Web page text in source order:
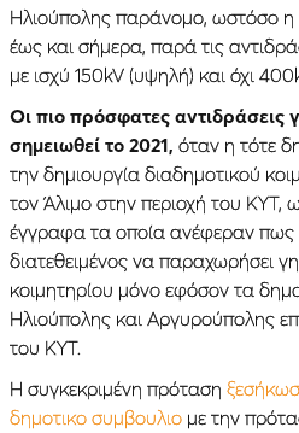
Ηλιούπολης παράνομο, ωστόσο η
έως και σήμερα, παρά τις
με ισχύ 150kV (υψηλή) και όχι
Οι πιο πρόσφατες αντιδράσεις
σημειωθεί το 2021, όταν η τότε
την δημιουργία διαδημοτικού
τον Άλιμο στην περιοχή του ΚΥΤ,
έγγραφα τα οποία ανέφεραν
διατεθειμένος να παραχωρήσει
κοιμητηρίου μόνο εφόσον τα
Ηλιούπολης και Αργυρούπολης
του ΚΥΤ.
Η συγκεκριμένη πρόταση
δημοτικο συμβουλιο με την